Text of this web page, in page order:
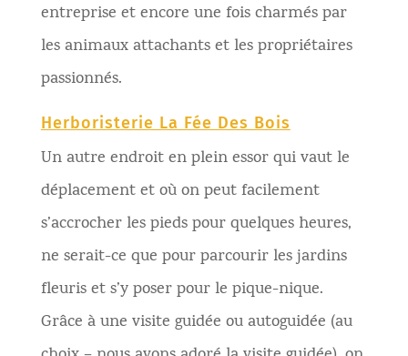
entreprise et encore une fois charmés par
les animaux attachants et les propriétaires
passionnés.
Herboristerie La Fée Des Bois
Un autre endroit en plein essor qui vaut le
déplacement et où on peut facilement
s’accrocher les pieds pour quelques heures,
ne serait-ce que pour parcourir les jardins
fleuris et s’y poser pour le pique-nique.
Grâce à une visite guidée ou autoguidée (au